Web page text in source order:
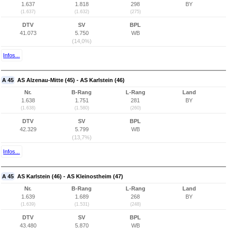
1.637
(1.637)
1.818
(1.632)
298
(275)
BY
DTV
41.073
SV
5.750
(14,0%)
BPL
WB
Infos...
A 45 AS Alzenau-Mitte (45) - AS Karlstein (46)
Nr.
1.638
(1.638)
B-Rang
1.751
(1.580)
L-Rang
281
(260)
Land
BY
DTV
42.329
SV
5.799
(13,7%)
BPL
WB
Infos...
A 45 AS Karlstein (46) - AS Kleinostheim (47)
Nr.
1.639
(1.639)
B-Rang
1.689
(1.531)
L-Rang
268
(248)
Land
BY
DTV
43.480
SV
5.870
BPL
WB